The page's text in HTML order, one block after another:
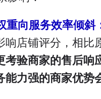
重向服务效率倾斜
响店铺评分，相比
考验商家的售后响
能力强的商家优势